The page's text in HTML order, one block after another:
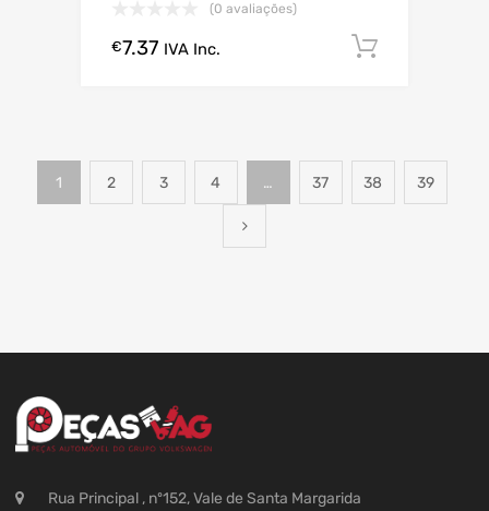
(0 avaliações)
€7.37 IVA Inc.
1 2 3 4 … 37 38 39
Rua Principal , nº152, Vale de Santa Margarida